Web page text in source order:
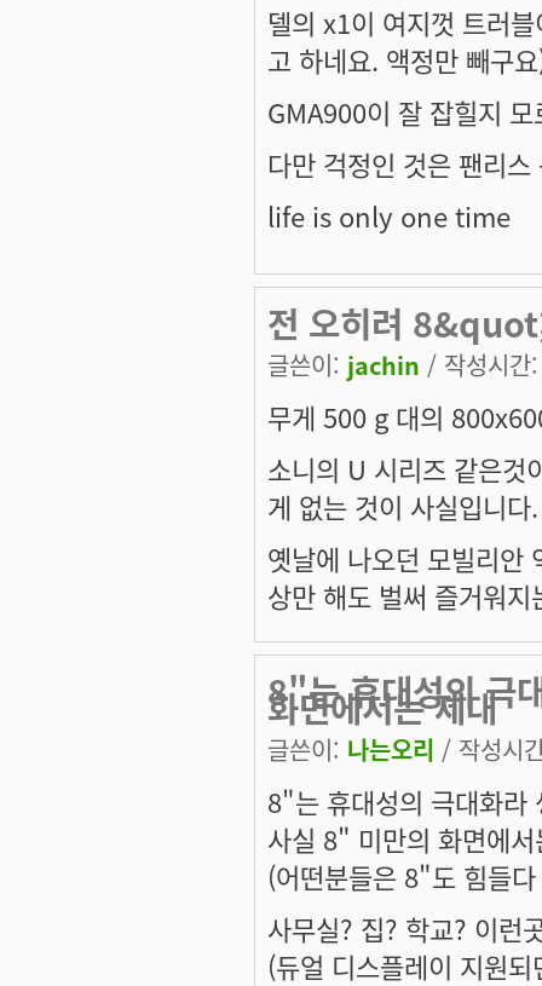
델의 x1이 여지껏 트러
고 하네요. 액정만 빼구
GMA900이 잘 잡힐지
다만 걱정인 것은 팬리
life is only one time
전 오히려
글쓴이: jachin / 작성시
무게 500 g 대의
소니의 U 시리즈 같은것
게 없는 것이 사실입니다.
옛날에 나오던 모빌리안
상만 해도 벌써 즐거워지
8"는 휴대성의 극
화면에서는 제대
글쓴이: 나는오리 / 작성시
8"는 휴대성의 극대화라
사실 8" 미만의 화면에
(어떤분들은 8"도 힘들
사무실? 집? 학교? 이런
(듀얼 디스플레이 지원